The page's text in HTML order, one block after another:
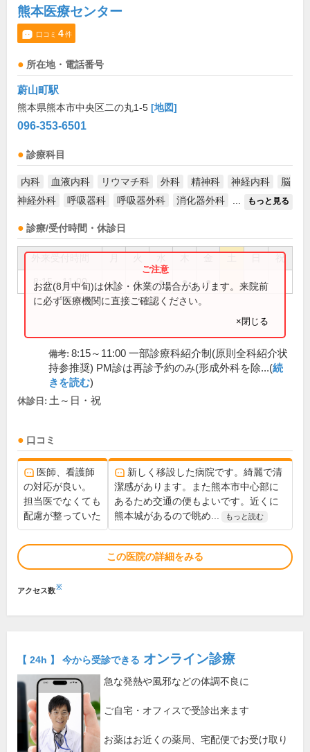
熊本医療センター
口コミ 4件
所在地・電話番号
蔚山町駅
熊本県熊本市中央区二の丸1-5 [地図]
096-353-6501
診療科目
内科 血液内科 リウマチ科 外科 精神科 神経内科
脳
神経外科
呼吸器科 呼吸器外科 消化器外科 もっと見る
診療/受付時間・休診日
祝
8:15～11:00 ● ● ● ● ●
お盆(8月中旬)は休診・休業の場合があります。来院前
に必ず医療機関に直接ご確認ください。
×閉じる
備考: 8:15～11:00 一部診療科紹介制(原則全科紹介状
持参推奨) PM診は再診予約のみ(形成外科を除...(続
きを読む)
休診日: 土～日・祝
口コミ
医師、看護師
の対応が良い。
担当医でなくても
配慮が整っていた
新しく移設した病院です。綺麗で清
潔感があります。また熊本市中心部に
あるため交通の便もよいです。近くに
熊本城があるので眺め...
もっと読む
この医院の詳細をみる
アクセス数※
【 24h 】 今から受診できる オンライン診療
急な発熱や風邪などの体調不良に
ご自宅・オフィスで受診出来ます
お薬はお近くの薬局、宅配便でお受け取り